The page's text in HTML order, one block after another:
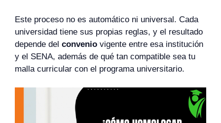
Este proceso no es automático ni universal. Cada
universidad tiene sus propias reglas, y el resultado
depende del convenio vigente entre esa institución
y el SENA, además de qué tan compatible sea tu
malla curricular con el programa universitario.